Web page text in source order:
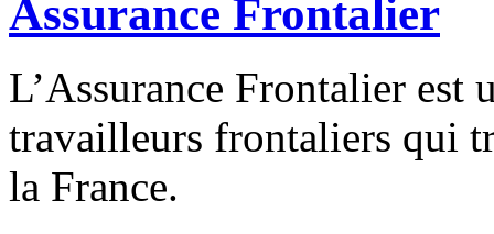
Assurance Frontalier
L’Assurance Frontalier est
travailleurs frontaliers qui
la France.